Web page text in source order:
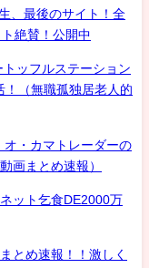
、最後のサイト！全
絶賛！公開中
ッフルステーション
！（無職孤独居老人的
・カマトレーダーの
画まとめ速報）
ット乞食DE2000万
とめ速報！！激しく